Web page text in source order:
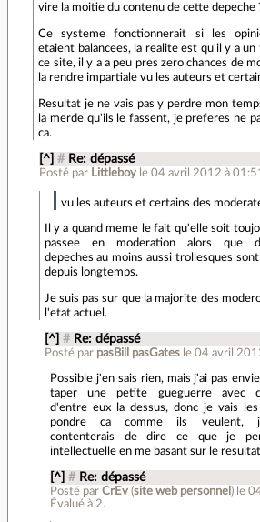
vire la moitie du contenu de cette depeche
Ce systeme fonctionnerait si les
etaient balancees, la realite est qu'il y a
ce site, il y a a peu pres zero chances de
la rendre impartiale vu les auteurs et
Resultat je ne vais pas y perdre mon
la merde qu'ils le fassent, je preferes ne
ca.
[^] # Re: dépassé
Posté par Littleboy le 04 avril 2012 à 01:51
vu les auteurs et certains des
Il y a quand meme le fait qu'elle soit
passee en moderation alors que
depeches au moins aussi trollesques
depuis longtemps.
Je suis pas sur que la majorite des
l'etat actuel.
[^] # Re: dépassé
Posté par pasBill pasGates le 04 avril
Possible j'en sais rien, mais j'ai pas
taper une petite gueguerre avec
d'entre eux la dessus, donc je vais les
pondre ca comme ils veulent,
contenterais de dire ce que je
intellectuelle en me basant sur le
[^] # Re: dépassé
Posté parCrEv (site web personnel ) le
Évalué à 2.